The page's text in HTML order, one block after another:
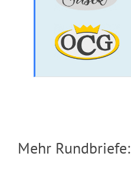
Mehr Rundbriefe: